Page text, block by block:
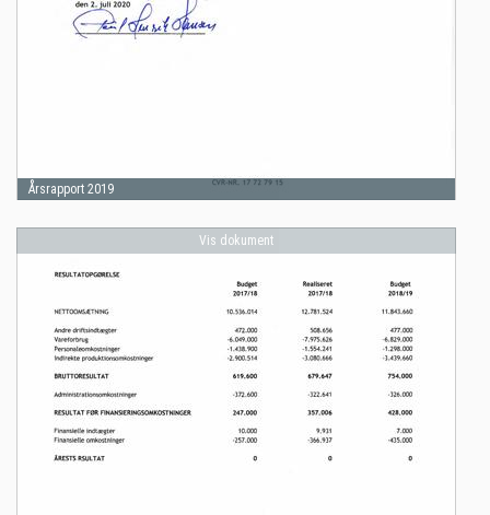
Årsrapport 2019
Vis dokument